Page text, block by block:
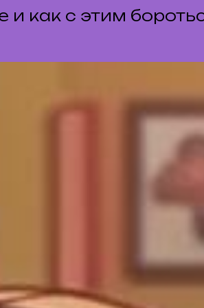
и как с этим